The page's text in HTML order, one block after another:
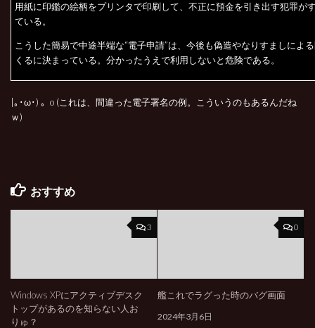
用紙に印鑑の絵柄をプリンタで印刷して、不正に預金を引き出す犯罪が
ている。
こうした簡易で中途半端な“電子申請”は、今後も偽造やなりすましによ
くるに決まっている。分かったうえで利用しないと危険である。
|｡･ω･) 。o (これは、間違った電子署名の例。こういうのもあるんだね
ｗ)
おすすめ
3
Windows XPにアクティブデスク
トップがあるのを知らない人お
りゅ？
0
艦これでラグった時のバグ画面
2024年3月6日